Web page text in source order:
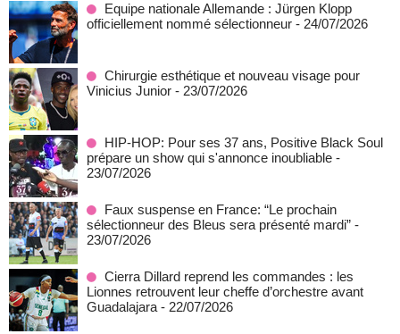
Equipe nationale Allemande : Jürgen Klopp
officiellement nommé sélectionneur - 24/07/2026
Chirurgie esthétique et nouveau visage pour
Vinicius Junior - 23/07/2026
HIP-HOP: Pour ses 37 ans, Positive Black Soul
prépare un show qui s'annonce inoubliable -
23/07/2026
Faux suspense en France: “Le prochain
sélectionneur des Bleus sera présenté mardi” -
23/07/2026
Cierra Dillard reprend les commandes : les
Lionnes retrouvent leur cheffe d’orchestre avant
Guadalajara - 22/07/2026